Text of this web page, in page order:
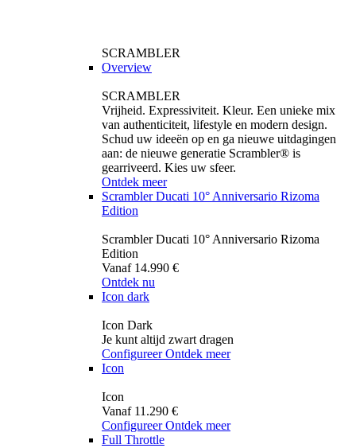
SCRAMBLER
Overview
SCRAMBLER
Vrijheid. Expressiviteit. Kleur. Een unieke mix
van authenticiteit, lifestyle en modern design.
Schud uw ideeën op en ga nieuwe uitdagingen
aan: de nieuwe generatie Scrambler® is
gearriveerd. Kies uw sfeer.
Ontdek meer
Scrambler Ducati 10° Anniversario Rizoma
Edition
Scrambler Ducati 10° Anniversario Rizoma
Edition
Vanaf 14.990 €
Ontdek nu
Icon dark
Icon Dark
Je kunt altijd zwart dragen
Configureer Ontdek meer
Icon
Icon
Vanaf 11.290 €
Configureer Ontdek meer
Full Throttle